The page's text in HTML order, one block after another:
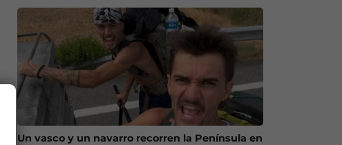
Un vasco y un navarro recorren la Península en